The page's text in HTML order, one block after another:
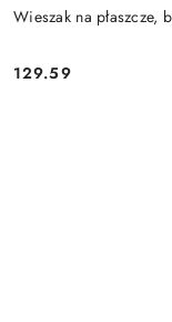
Wieszak na płaszcze,
Cena:
129.59